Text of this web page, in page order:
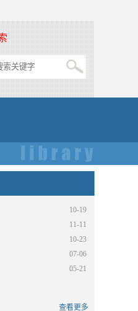
10-19
11-11
10-23
07-06
05-21
查看更多